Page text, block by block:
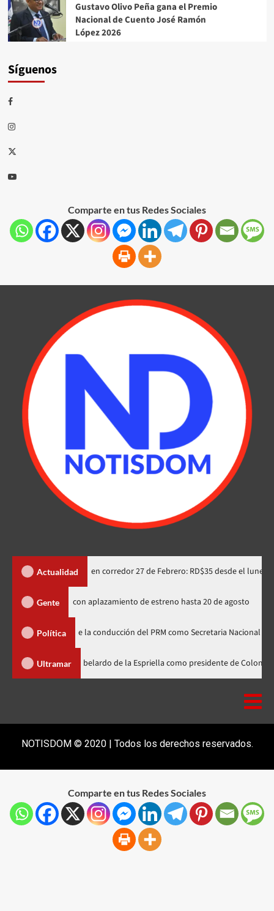
Gustavo Olivo Peña gana el Premio
Nacional de Cuento José Ramón
López 2026
Síguenos
Comparte en tus Redes Sociales
Actualidad
integrada en corredor 27 de Febrero: RD$35 desde el lunes
Gente
de Spider-Man indignados con aplazamiento de estreno hasta 20 de
Política
línea de la conducción del PRM como Secretaria Nacional de
Ultramar
participa en la investidura de Abelardo de la Espriella como
NOTISDOM © 2020 | Todos los derechos reservados.
Comparte en tus Redes Sociales